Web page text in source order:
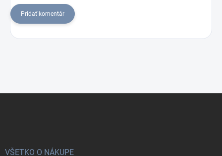
Pridať komentár
VŠETKO O NÁKUPE